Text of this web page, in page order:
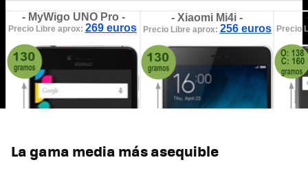
La gama media más asequible